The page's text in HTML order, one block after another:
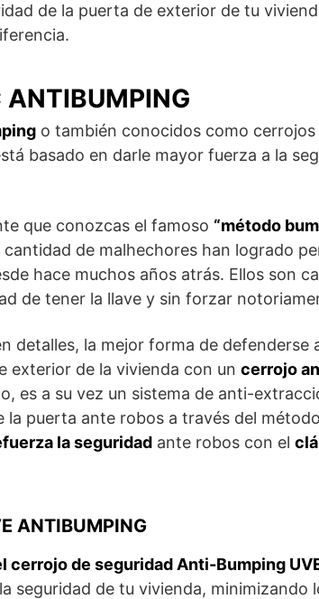
de la puerta de exterior de tu
ANTIBUMPING
o también conocidos como
basado en darle mayor fuerza a la
que conozcas el famoso “método
de malhechores han logrado
hace muchos años atrás. Ellos son
de tener la llave y sin forzar
detalles, la mejor forma de defenderse
exterior de la vivienda con un cerrojo
es a su vez un sistema de anti-
la puerta ante robos a través del
la seguridad ante robos con el
ANTIBUMPING
cerrojo de seguridad Anti-Bumping
seguridad de tu vivienda, minimizando